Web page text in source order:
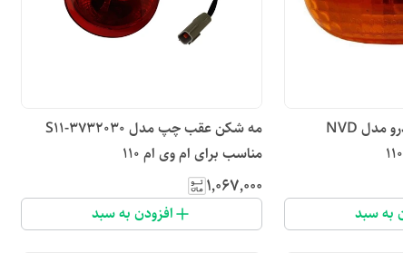
چراغ راهنما گلگیر خودرو مدل NVD
به سبد
مه شکن عقب چپ مدل S11-3732030
مناسب برای ام وی ام 110
۱٬۰۶۷٬۰۰۰
افزودن به سبد